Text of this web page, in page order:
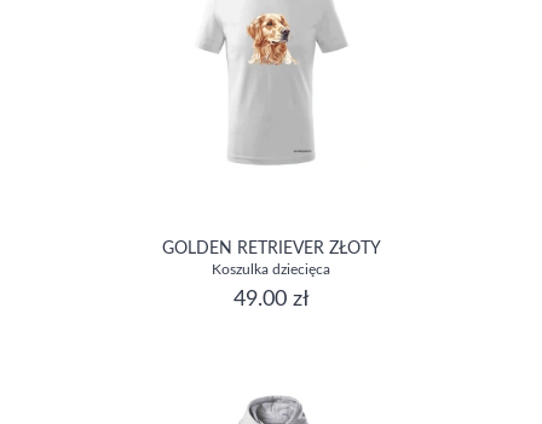
GOLDEN RETRIEVER ZŁOTY
Koszulka dziecięca
49.00 zł